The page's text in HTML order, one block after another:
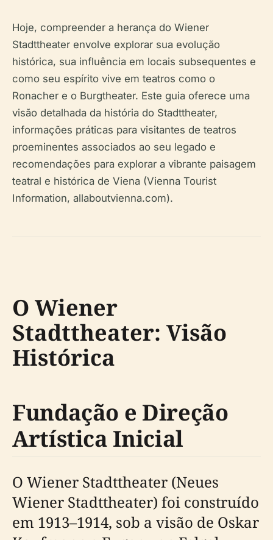
Hoje, compreender a herança do Wiener
Stadttheater envolve explorar sua evolução
histórica, sua influência em locais subsequentes e
como seu espírito vive em teatros como o
Ronacher e o Burgtheater. Este guia oferece uma
visão detalhada da história do Stadttheater,
informações práticas para visitantes de teatros
proeminentes associados ao seu legado e
recomendações para explorar a vibrante paisagem
teatral e histórica de Viena (Vienna Tourist
Information, allaboutvienna.com).
O Wiener
Stadttheater: Visão
Histórica
Fundação e Direção
Artística Inicial
O Wiener Stadttheater (Neues
Wiener Stadttheater) foi construído
em 1913–1914, sob a visão de Oskar